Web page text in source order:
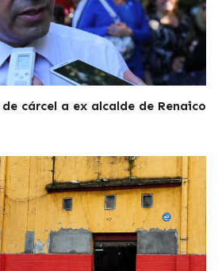
cárcel a ex alcalde de Renaico